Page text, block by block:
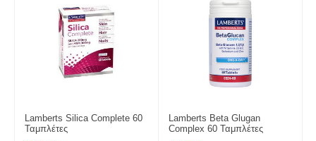
Lamberts Silica Complete 60
Ταμπλέτες
Lamberts Beta Glugan
Complex 60 Ταμπλέτες